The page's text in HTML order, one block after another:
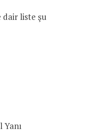
dair liste şu
Yanı